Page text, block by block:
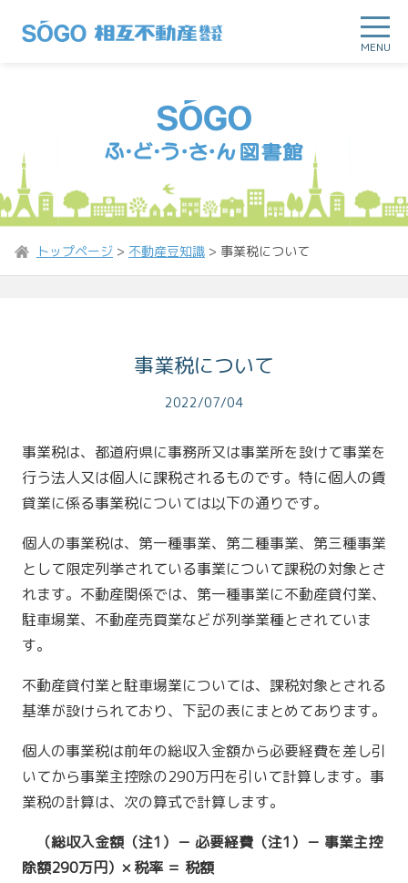
MENU
トップページ > 不動産豆知識 > 事業税について
事業税について
2022/07/04
事業税は、都道府県に事務所又は事業所を設けて事業を
行う法人又は個人に課税されるものです。特に個人の賃
貸業に係る事業税については以下の通りです。
個人の事業税は、第一種事業、第二種事業、第三種事業
として限定列挙されている事業について課税の対象とさ
れます。不動産関係では、第一種事業に不動産貸付業、
駐車場業、不動産売買業などが列挙業種とされていま
す。
不動産貸付業と駐車場業については、課税対象とされる
基準が設けられており、下記の表にまとめてあります。
個人の事業税は前年の総収入金額から必要経費を差し引
いてから事業主控除の290万円を引いて計算します。事
業税の計算は、次の算式で計算します。
（総収入金額（注1）－ 必要経費（注1）－ 事業主控
除額290万円）× 税率 ＝ 税額